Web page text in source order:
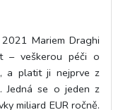
Mariem Draghi
– veškerou péči o
a platit ji nejprve z
Jedná se o jeden z
miliard EUR ročně.